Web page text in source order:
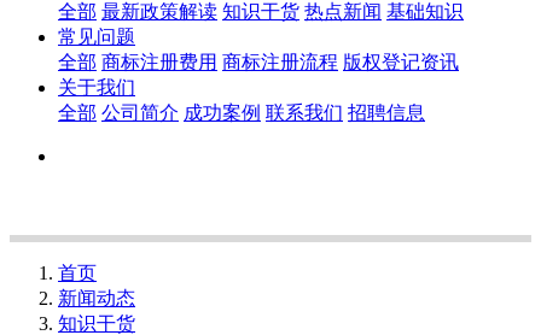
全部 最新政策解读 知识干货 热点新闻 基础知识
常见问题
全部 商标注册费用 商标注册流程 版权登记资讯
关于我们
全部 公司简介 成功案例 联系我们 招聘信息
首页
新闻动态
知识干货